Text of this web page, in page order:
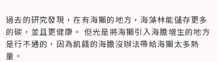
過去的研究發現，在有海獺的地方，海藻林能儲存更多
的碳，並且更健康。 但光是將海獺引入海膽增生的地方
是行不通的，因為飢餓的海膽沒辦法帶給海獺太多熱
量。